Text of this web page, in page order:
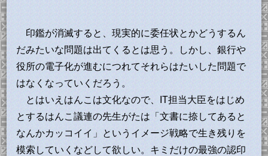
印鑑が消滅すると、現実的に委任状とかどうするん
だみたいな問題は出てくるとは思う。しかし、銀行や
役所の電子化が進むにつれてそれらはたいした問題で
はなくなっていくだろう。
とはいえはんこは文化なので、IT担当大臣をはじめ
とするはんこ議連の先生がたは「文書に捺してあると
なんかカッコイイ」というイメージ戦略で生き残りを
模索していくなどして欲しい。キミだけの最強の認印